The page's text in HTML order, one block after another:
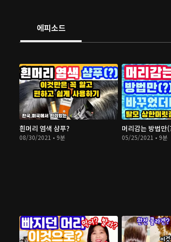
에피소드
흰머리 염색 샴푸?
08/30/2021 • 9분
머리감는 방법만
05/25/2021 • 9분